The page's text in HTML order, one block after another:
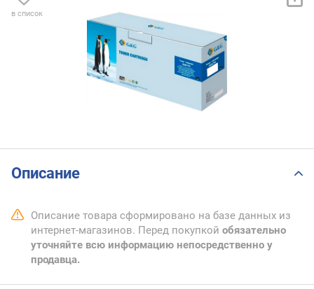
в список
Описание
Описание товара сформировано на базе данных из
интернет-магазинов. Перед покупкой обязательно
уточняйте всю информацию непосредственно у
продавца.